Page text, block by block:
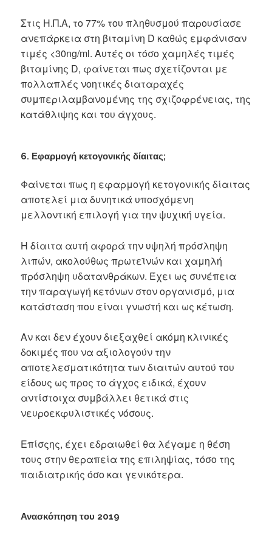
Στις Η.Π.Α, το 77% του πληθυσμού παρουσίασε
ανεπάρκεια στη βιταμίνη D καθώς εμφάνισαν
τιμές <30ng/ml. Αυτές οι τόσο χαμηλές τιμές
βιταμίνης D, φαίνεται πως σχετίζονται με
πολλαπλές νοητικές διαταραχές
συμπεριλαμβανομένης της σχιζοφρένειας, της
κατάθλιψης και του άγχους.
6. Εφαρμογή κετογονικής δίαιτας;
Φαίνεται πως η εφαρμογή κετογονικής δίαιτας
αποτελεί μια δυνητικά υποσχόμενη
μελλοντική επιλογή για την ψυχική υγεία.
Η δίαιτα αυτή αφορά την υψηλή πρόσληψη
λιπών, ακολούθως πρωτεϊνών και χαμηλή
πρόσληψη υδατανθράκων. Έχει ως συνέπεια
την παραγωγή κετόνων στον οργανισμό, μια
κατάσταση που είναι γνωστή και ως κέτωση.
Αν και δεν έχουν διεξαχθεί ακόμη κλινικές
δοκιμές που να αξιολογούν την
αποτελεσματικότητα των διαιτών αυτού του
είδους ως προς το άγχος ειδικά, έχουν
αντίστοιχα συμβάλλει θετικά στις
νευροεκφυλιστικές νόσους.
Επίσςης, έχει εδραιωθεί θα λέγαμε η θέση
τους στην θεραπεία της επιληψίας, τόσο της
παιδιατρικής όσο και γενικότερα.
Ανασκόπηση του 2019